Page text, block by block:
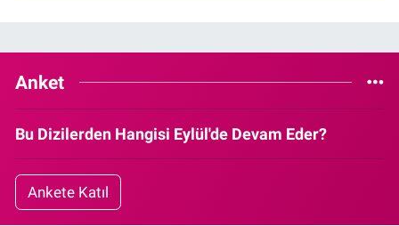
Anket
Bu Dizilerden Hangisi Eylül'de Devam Eder?
Ankete Katıl